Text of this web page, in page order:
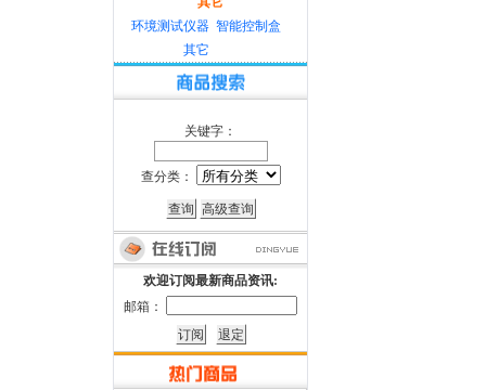
环境测试仪器 智能控制盒
其它
关键字：
查分类：
欢迎订阅最新商品资讯:
邮箱：